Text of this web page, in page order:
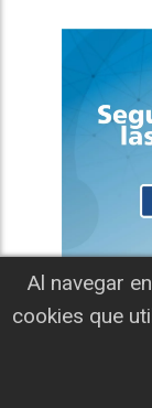
Al navegar
cookies que